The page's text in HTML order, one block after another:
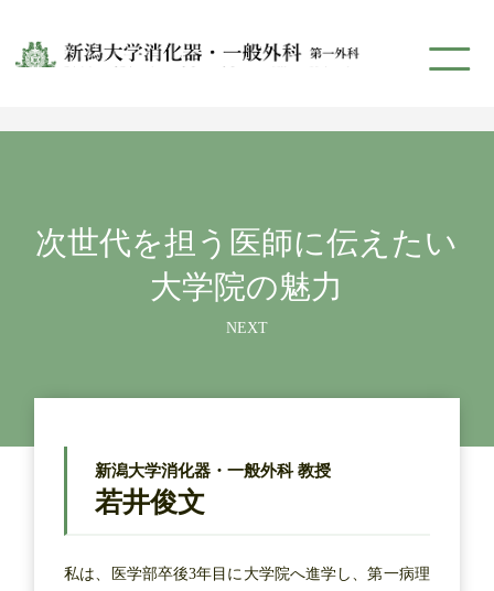
次世代を担う医師に伝えたい
大学院の魅力
新潟大学消化器・一般外科 教授
若井俊文
私は、医学部卒後3年目に大学院へ進学し、第一病理